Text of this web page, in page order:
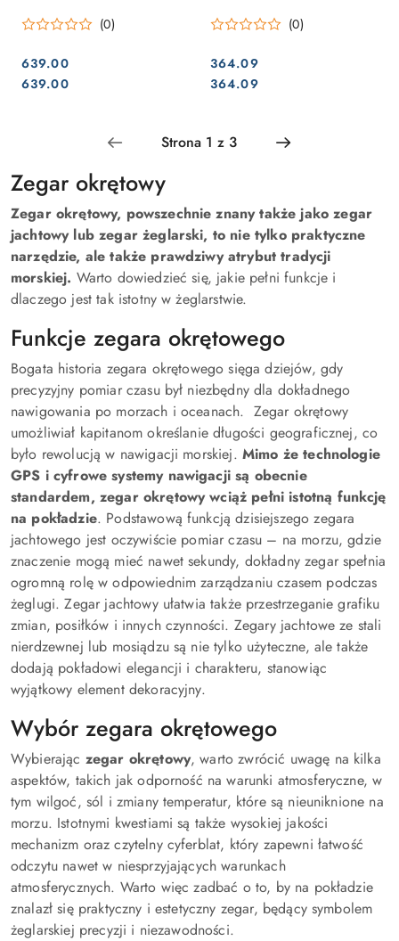
(0)
Cena:
639.00
Cena:
639.00
(0)
Cena:
364.09
Cena:
364.09
Zegar okrętowy
Zegar okrętowy, powszechnie znany także jako zegar
jachtowy lub zegar żeglarski, to nie tylko praktyczne
narzędzie, ale także prawdziwy atrybut tradycji
morskiej. Warto dowiedzieć się, jakie pełni funkcje i
dlaczego jest tak istotny w żeglarstwie.
Funkcje zegara okrętowego
Bogata historia zegara okrętowego sięga dziejów, gdy
precyzyjny pomiar czasu był niezbędny dla dokładnego
nawigowania po morzach i oceanach. Zegar okrętowy
umożliwiał kapitanom określanie długości geograficznej, co
było rewolucją w nawigacji morskiej. Mimo że technologie
GPS i cyfrowe systemy nawigacji są obecnie
standardem, zegar okrętowy wciąż pełni istotną funkcję
na pokładzie. Podstawową funkcją dzisiejszego zegara
jachtowego jest oczywiście pomiar czasu – na morzu, gdzie
znaczenie mogą mieć nawet sekundy, dokładny zegar spełnia
ogromną rolę w odpowiednim zarządzaniu czasem podczas
żeglugi. Zegar jachtowy ułatwia także przestrzeganie grafiku
zmian, posiłków i innych czynności. Zegary jachtowe ze stali
nierdzewnej lub mosiądzu są nie tylko użyteczne, ale także
dodają pokładowi elegancji i charakteru, stanowiąc
wyjątkowy element dekoracyjny.
Wybór zegara okrętowego
Wybierając zegar okrętowy, warto zwrócić uwagę na kilka
aspektów, takich jak odporność na warunki atmosferyczne, w
tym wilgoć, sól i zmiany temperatur, które są nieuniknione na
morzu. Istotnymi kwestiami są także wysokiej jakości
mechanizm oraz czytelny cyferblat, który zapewni łatwość
odczytu nawet w niesprzyjających warunkach
atmosferycznych. Warto więc zadbać o to, by na pokładzie
znalazł się praktyczny i estetyczny zegar, będący symbolem
żeglarskiej precyzji i niezawodności.